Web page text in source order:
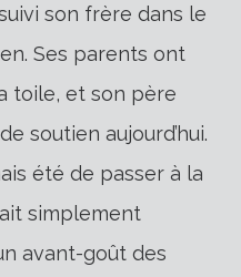
son frère dans le
Ses parents ont
toile, et son père
soutien aujourd’hui.
été de passer à la
simplement
avant-goût des